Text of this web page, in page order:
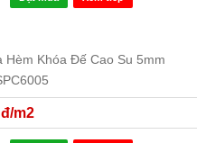
Hèm Khóa Đế Cao Su 5mm
m2